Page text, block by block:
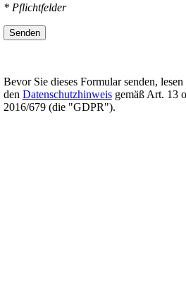
* Pflichtfelder
Senden
Bevor Sie dieses Formular senden, lesen
den Datenschutzhinweisgemäß Art. 13
2016/679 (die "GDPR").